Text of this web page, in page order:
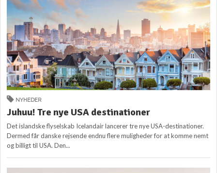
NYHEDER
Juhuu! Tre nye USA destinationer
Det islandske flyselskab Icelandair lancerer tre nye USA-destinationer.
Dermed får danske rejsende endnu flere muligheder for at komme nemt
og billigt til USA. Den...